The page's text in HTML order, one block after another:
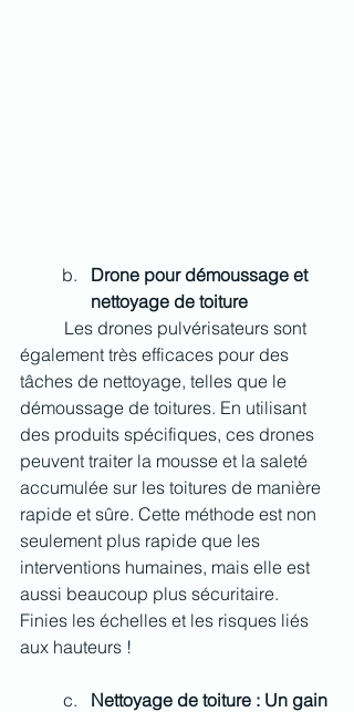
Drone pour démoussage et
nettoyage de toiture
également très efficaces pour des
tâches de nettoyage, telles que le
démoussage de toitures. En utilisant
des produits spécifiques, ces drones
peuvent traiter la mousse et la saleté
accumulée sur les toitures de manière
rapide et sûre. Cette méthode est non
seulement plus rapide que les
interventions humaines, mais elle est
aussi beaucoup plus sécuritaire.
Finies les échelles et les risques liés
aux hauteurs !
Nettoyage de toiture : Un gain